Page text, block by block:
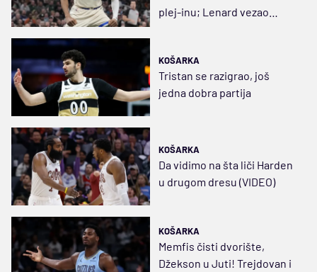
plej-inu; Lenard vezao
KOŠARKA
Tristan se razigrao, još
jedna dobra partija
KOŠARKA
Da vidimo na šta liči Harden
u drugom dresu (VIDEO)
KOŠARKA
Memfis čisti dvorište,
Džekson u Juti! Trejdovan i